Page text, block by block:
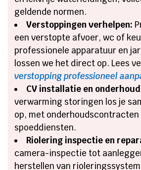
geldende normen.
Verstoppingen verhelpen:
een verstopte afvoer, wc of
professionele apparatuur en
lossen we het direct op. Lees
verstopping professioneel
CV installatie en
verwarming storingen los je
op, met onderhoudscontracten
spoeddiensten.
Riolering inspectie en
camera-inspectie tot
herstellen van